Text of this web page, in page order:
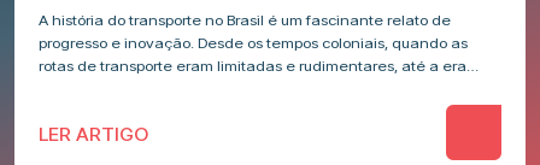
A história do transporte no Brasil é um fascinante relato de
progresso e inovação. Desde os tempos coloniais, quando as
rotas de transporte eram limitadas e rudimentares, até a era…
LER ARTIGO